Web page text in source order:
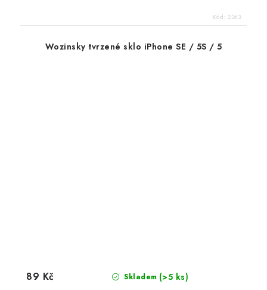
Kód: 2363
Wozinsky tvrzené sklo iPhone SE / 5S / 5
Skladem (>5 ks)
89 Kč